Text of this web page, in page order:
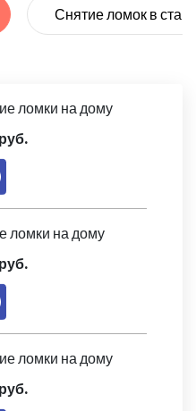
Снятие ломок в
ломки на дому
ломки на дому
ломки на дому